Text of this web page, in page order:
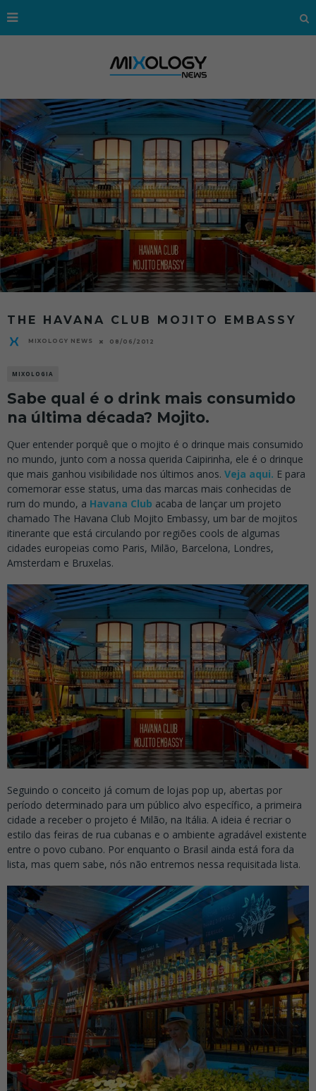
THE HAVANA CLUB MOJITO EMBASSY
MIXOLOGY NEWS 08/06/2012
MIXOLOGIA
Sabe qual é o drink mais consumido
na última década? Mojito.
Quer entender porquê que o mojito é o drinque mais consumido
no mundo, junto com a nossa querida Caipirinha, ele é o drinque
que mais ganhou visibilidade nos últimos anos. Veja aqui. E para
comemorar esse status, uma das marcas mais conhecidas de
rum do mundo, a Havana Club acaba de lançar um projeto
chamado The Havana Club Mojito Embassy, um bar de mojitos
itinerante que está circulando por regiões cools de algumas
cidades europeias como Paris, Milão, Barcelona, Londres,
Amsterdam e Bruxelas.
Seguindo o conceito já comum de lojas pop up, abertas por
período determinado para um público alvo específico, a primeira
cidade a receber o projeto é Milão, na Itália. A ideia é recriar o
estilo das feiras de rua cubanas e o ambiente agradável existente
entre o povo cubano. Por enquanto o Brasil ainda está fora da
lista, mas quem sabe, nós não entremos nessa requisitada lista.